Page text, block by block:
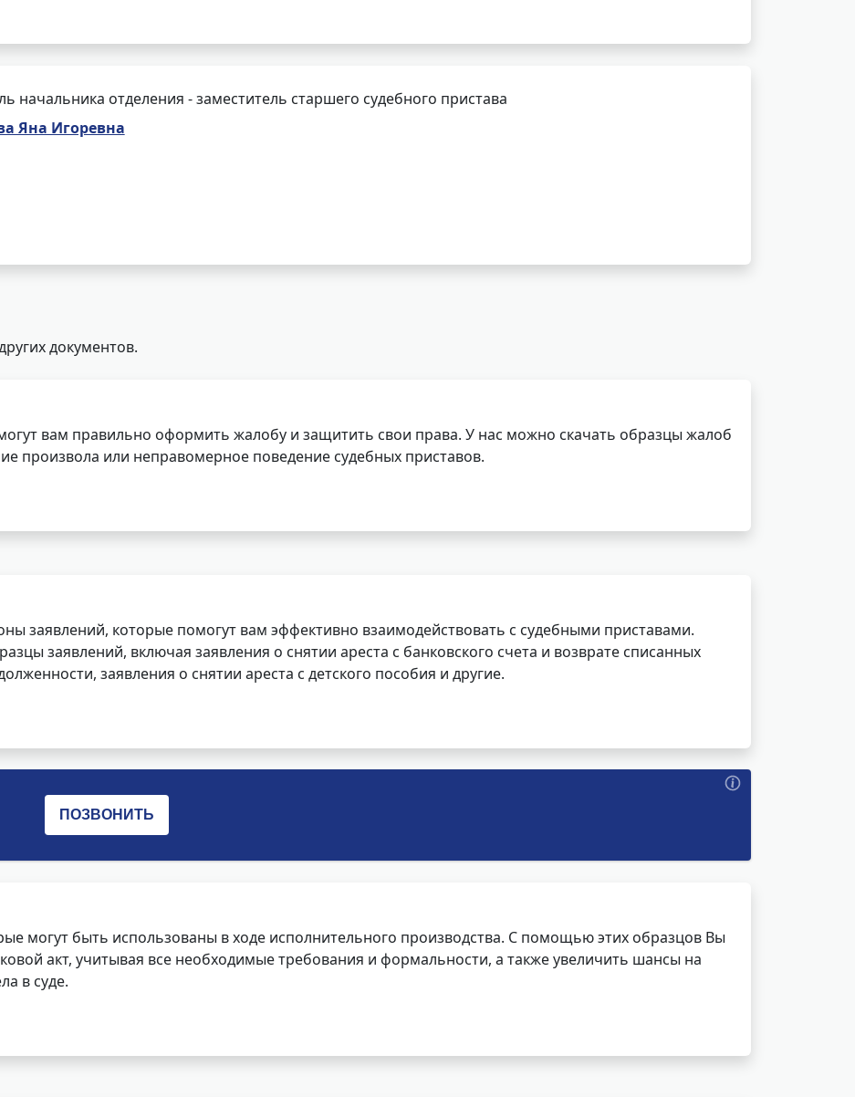
начальника отделения - заместитель старшего судебного пристава
Яна Игоревна
документов.
вам правильно оформить жалобу и защитить свои права. У нас можно скачать образцы жалоб
произвола или неправомерное поведение судебных приставов.
заявлений, которые помогут вам эффективно взаимодействовать с судебными приставами.
заявлений, включая заявления о снятии ареста с банковского счета и возврате списанных
заявления о снятии ареста с детского пособия и другие.
могут быть использованы в ходе исполнительного производства. С помощью этих образцов Вы
акт, учитывая все необходимые требования и формальности, а также увеличить шансы на
в суде.